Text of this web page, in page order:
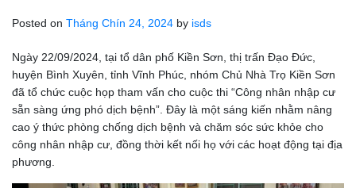
Posted on Tháng Chín 24, 2024 by isds
Ngày 22/09/2024, tại tổ dân phố Kiền Sơn, thị trấn Đạo Đức,
huyện Bình Xuyên, tỉnh Vĩnh Phúc, nhóm Chủ Nhà Trọ Kiền Sơn
đã tổ chức cuộc họp tham vấn cho cuộc thi “Công nhân nhập cư
sẵn sàng ứng phó dịch bệnh”. Đây là một sáng kiến nhằm nâng
cao ý thức phòng chống dịch bệnh và chăm sóc sức khỏe cho
công nhân nhập cư, đồng thời kết nối họ với các hoạt động tại địa
phương.